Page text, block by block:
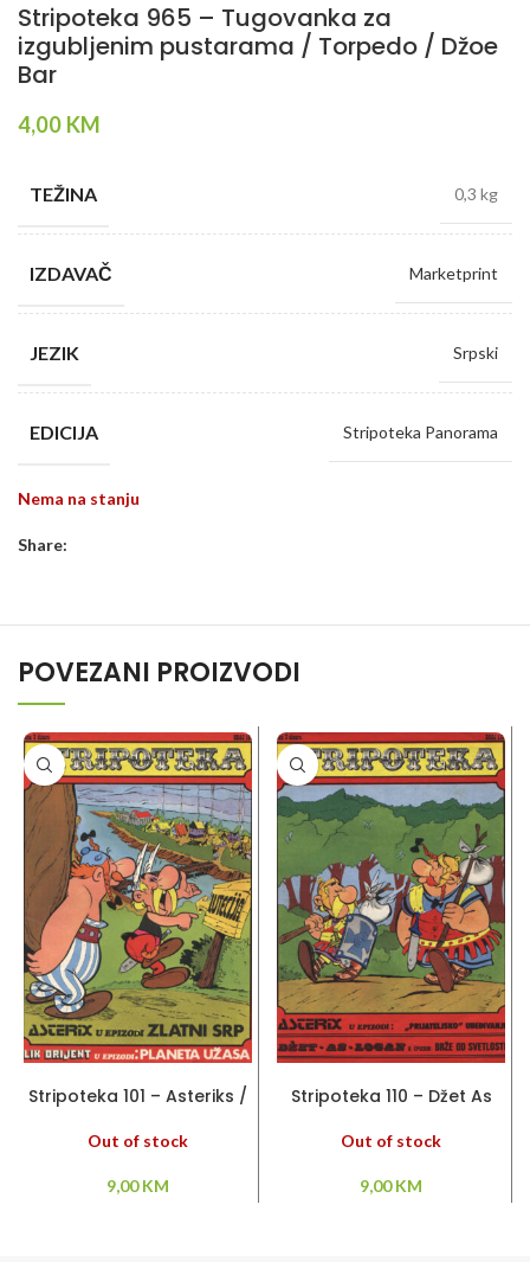
Stripoteka 965 – Tugovanka za
izgubljenim pustarama / Torpedo / Džoe
Bar
4,00 KM
TEŽINA 0,3 kg
IZDAVAČ Marketprint
JEZIK Srpski
EDICIJA Stripoteka Panorama
Nema na stanju
Share:
POVEZANI PROIZVODI
Stripoteka 101 – Asteriks /
Out of stock
9,00KM
Stripoteka 110 – Džet As
Out of stock
9,00KM